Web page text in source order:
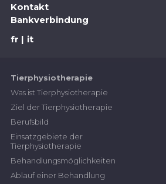
Kontakt
Bankverbindung
fr
it
Tierphysiotherapie
Was ist Tierphysiotherapie
Ziel der Tierphysiotherapie
Berufsbild
Einsatzgebiete der
Tierphysiotherapie
Behandlungsmöglichkeiten
Ablauf einer Behandlung